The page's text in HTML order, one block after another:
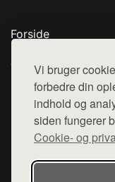
Vi bruger
forbedre din
indhold og
siden fungerer
Cookie- og
Forside
Top Rabatter
Kontakt
Denne side er en del